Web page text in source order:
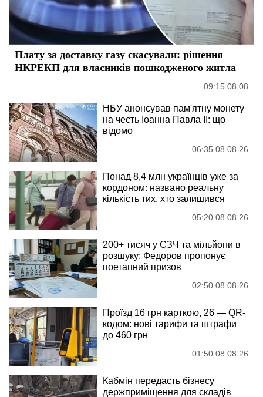
Плату за доставку газу скасували: рішення
НКРЕКП для власників пошкодженого житла
09:15 08.08
НБУ анонсував пам'ятну монету
на честь Іоанна Павла II: що
відомо
06:35 08.08.26
Понад 8,4 млн українців уже за
кордоном: названо реальну
кількість тих, хто залишився
05:20 08.08.26
200+ тисяч у СЗЧ та мільйони в
розшуку: Федоров пропонує
поетапний призов
02:50 08.08.26
Проїзд 16 грн карткою, 26 — QR-
кодом: нові тарифи та штрафи
до 460 грн
01:50 08.08.26
Кабмін передасть бізнесу
держприміщення для складів